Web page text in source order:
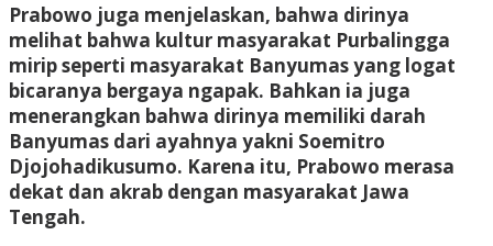
Prabowo juga menjelaskan, bahwa dirinya
melihat bahwa kultur masyarakat Purbalingga
mirip seperti masyarakat Banyumas yang logat
bicaranya bergaya ngapak. Bahkan ia juga
menerangkan bahwa dirinya memiliki darah
Banyumas dari ayahnya yakni Soemitro
Djojohadikusumo. Karena itu, Prabowo merasa
dekat dan akrab dengan masyarakat Jawa
Tengah.